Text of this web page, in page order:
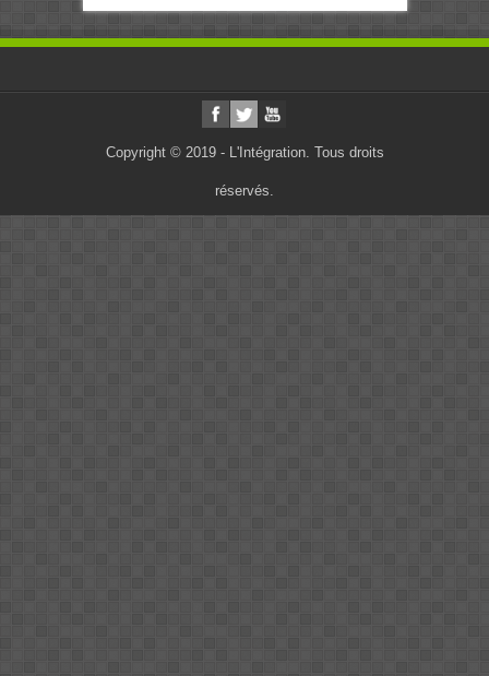
Copyright © 2019 - L'Intégration. Tous droits
réservés.